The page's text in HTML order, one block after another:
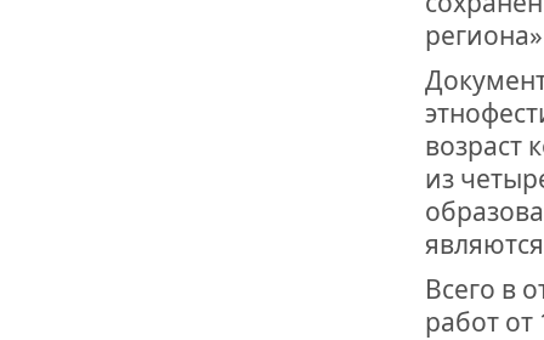
РОССИИ
возраст
из
Всего в
работ от